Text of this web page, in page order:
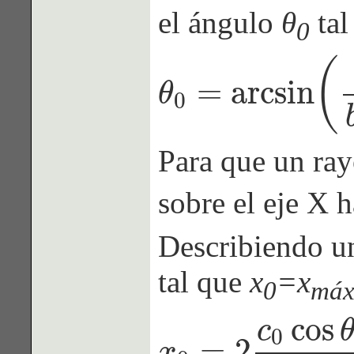
el ángulo θ0
θ0 = arcsin(
θ0= arcsin(c0 ys+c0 )
Para que un
sobre el eje X
Describiendo
tal quex0=xmáx
c0 cos